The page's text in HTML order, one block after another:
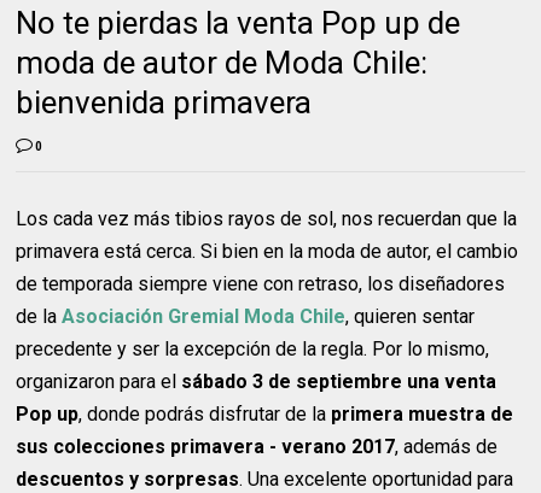
No te pierdas la venta Pop up de
moda de autor de Moda Chile:
bienvenida primavera
0
Los cada vez más tibios rayos de sol, nos recuerdan que la
primavera está cerca. Si bien en la moda de autor, el cambio
de temporada siempre viene con retraso, los diseñadores
de laAsociación Gremial Moda Chile, quieren sentar
precedente y ser la excepción de la regla. Por lo mismo,
organizaron para el sábado 3 de septiembre una venta
Pop up, donde podrás disfrutar de la primera muestra de
sus colecciones primavera - verano 2017, además de
descuentos y sorpresas. Una excelente oportunidad para